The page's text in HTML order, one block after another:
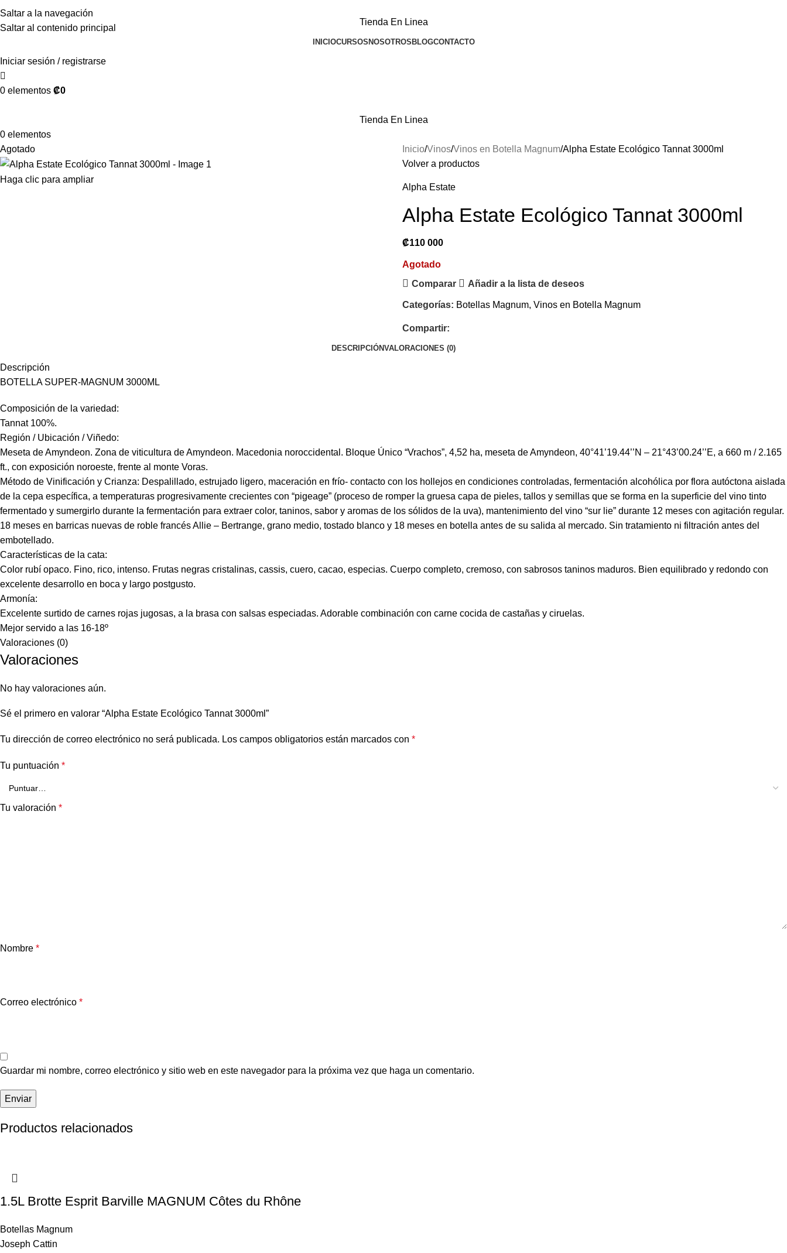
Saltar a la navegación
Saltar al contenido principal
Tienda En Linea
INICIOCURSOSNOSOTROSBLOGCONTACTO
Iniciar sesión / registrarse
0 elementos ₡0
Tienda En Linea
0 elementos
Agotado
Haga clic para ampliar
Inicio Vinos Vinos en Botella Magnum Alpha Estate Ecológico Tannat 3000ml
Volver a productos
Alpha Estate
Alpha Estate Ecológico Tannat 3000ml
₡110 000
Agotado
Comparar
Añadir a la lista de deseos
Categorías: Botellas Magnum, Vinos en Botella Magnum
Compartir:
DESCRIPCIÓNVALORACIONES (0)
Descripción
BOTELLA SUPER-MAGNUM 3000ML
Composición de la variedad:
Tannat 100%.
Región / Ubicación / Viñedo:
Meseta de Amyndeon. Zona de viticultura de Amyndeon. Macedonia noroccidental. Bloque Único “Vrachos”, 4,52 ha, meseta de Amyndeon, 40°41’19.44’’Ν – 21°43’00.24’’E, a 660 m / 2.165
ft., con exposición noroeste, frente al monte Voras.
Método de Vinificación y Crianza: Despalillado, estrujado ligero, maceración en frío- contacto con los hollejos en condiciones controladas, fermentación alcohólica por flora autóctona aislada
de la cepa específica, a temperaturas progresivamente crecientes con “pigeage” (proceso de romper la gruesa capa de pieles, tallos y semillas que se forma en la superficie del vino tinto
fermentado y sumergirlo durante la fermentación para extraer color, taninos, sabor y aromas de los sólidos de la uva), mantenimiento del vino “sur lie” durante 12 meses con agitación regular.
18 meses en barricas nuevas de roble francés Allie – Bertrange, grano medio, tostado blanco y 18 meses en botella antes de su salida al mercado. Sin tratamiento ni filtración antes del
embotellado.
Características de la cata:
Color rubí opaco. Fino, rico, intenso. Frutas negras cristalinas, cassis, cuero, cacao, especias. Cuerpo completo, cremoso, con sabrosos taninos maduros. Bien equilibrado y redondo con
excelente desarrollo en boca y largo postgusto.
Armonía:
Excelente surtido de carnes rojas jugosas, a la brasa con salsas especiadas. Adorable combinación con carne cocida de castañas y ciruelas.
Mejor servido a las 16-18º
Valoraciones (0)
Valoraciones
No hay valoraciones aún.
Sé el primero en valorar “Alpha Estate Ecológico Tannat 3000ml”
Tu dirección de correo electrónico no será publicada. Los campos obligatorios están marcados con *
Tu puntuación *
Tu valoración *
Nombre *
Correo electrónico *
Guardar mi nombre, correo electrónico y sitio web en este navegador para la próxima vez que haga un comentario.
Productos relacionados
1.5L Brotte Esprit Barville MAGNUM Côtes du Rhône
Botellas Magnum
Joseph Cattin